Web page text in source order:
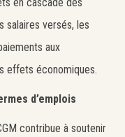
en cascade des
salaires versés, les
aux
effets économiques.
d’emplois
contribue à soutenir